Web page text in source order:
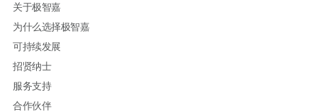
关于极智嘉
为什么选择极智嘉
可持续发展
招贤纳士
服务支持
合作伙伴